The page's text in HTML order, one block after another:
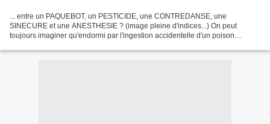
... entre un PAQUEBOT, un PESTICIDE, une CONTREDANSE, une
SINECURE et une ANESTHESIE ? (image pleine d'indices...) On peut
toujours imaginer qu'endormi par l'ingestion accidentelle d'un poison